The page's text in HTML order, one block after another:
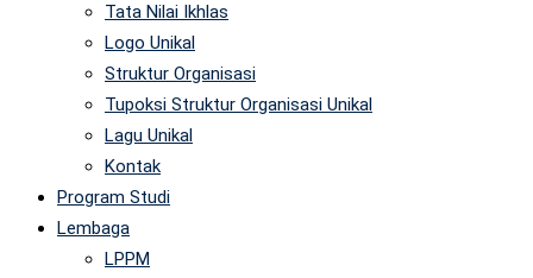
Tata Nilai Ikhlas
Logo Unikal
Struktur Organisasi
Tupoksi Struktur Organisasi Unikal
Lagu Unikal
Kontak
Program Studi
Lembaga
LPPM